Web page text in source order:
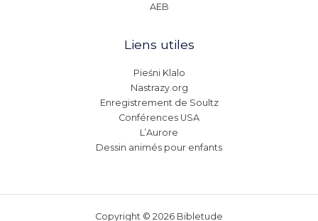
AEB
Liens utiles
Pieśni Klalo
Nastrazy.org
Enregistrement de Soultz
Conférences USA
L’Aurore
Dessin animés pour enfants
Copyright © 2026 Bibletude